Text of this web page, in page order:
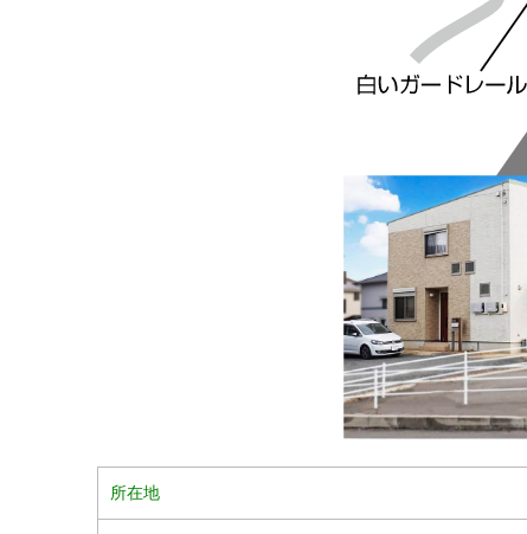
所在地